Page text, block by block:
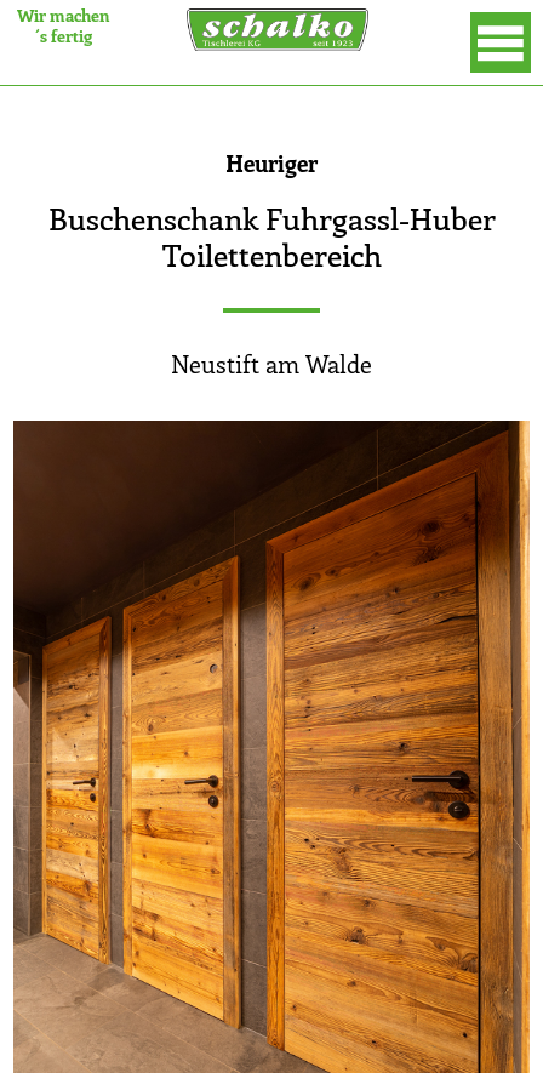
Wir machen
´s fertig
×
Heuriger
Buschenschank Fuhrgassl-Huber
Toilettenbereich
Neustift am Walde